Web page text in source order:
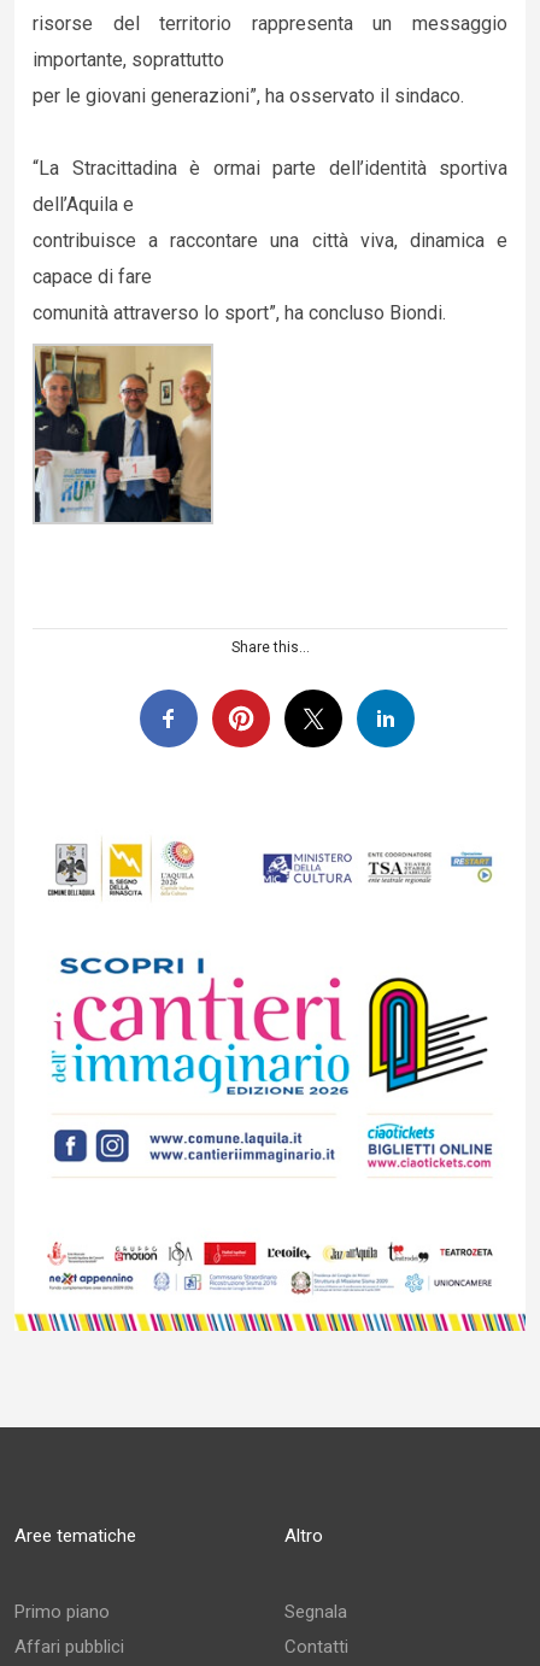
risorse del territorio rappresenta un messaggio
importante, soprattutto
per le giovani generazioni”, ha osservato il sindaco.
“La Stracittadina è ormai parte dell’identità sportiva
dell’Aquila e
contribuisce a raccontare una città viva, dinamica e
capace di fare
comunità attraverso lo sport”, ha concluso Biondi.
Share this...
Aree tematiche
Primo piano
Affari pubblici
Altro
Segnala
Contatti